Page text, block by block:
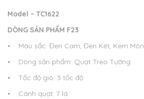
Model – TC1622
DÒNG SẢN PHẨM F23
• Màu sắc: Đen Cam, Đen Két, Kem Môn
• Dòng sản phẩm: Quạt Treo Tường
• Tốc độ gió: 3 tốc độ
• Cánh quạt: 7 lá